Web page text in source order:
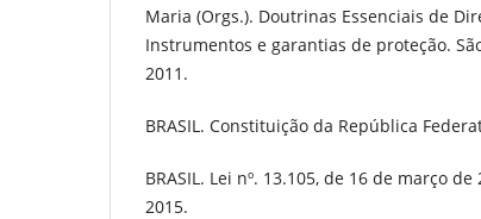
Maria (Orgs.). Doutrinas Essenciais de
Instrumentos e garantias de proteção.
2011.
BRASIL. Constituição da República
BRASIL. Lei nº. 13.105, de 16 de março
2015.